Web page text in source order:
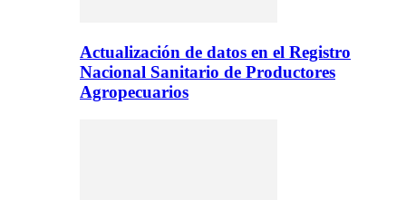
Actualización de datos en el Registro
Nacional Sanitario de Productores
Agropecuarios